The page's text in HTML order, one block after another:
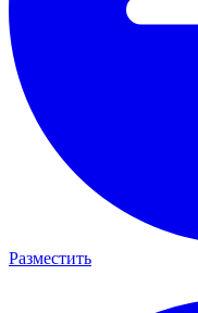
Разместить